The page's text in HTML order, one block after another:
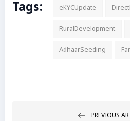
Tags: eKYCUpdate
RuralDevelopment
AdhaarSeeding
PREVIOUS